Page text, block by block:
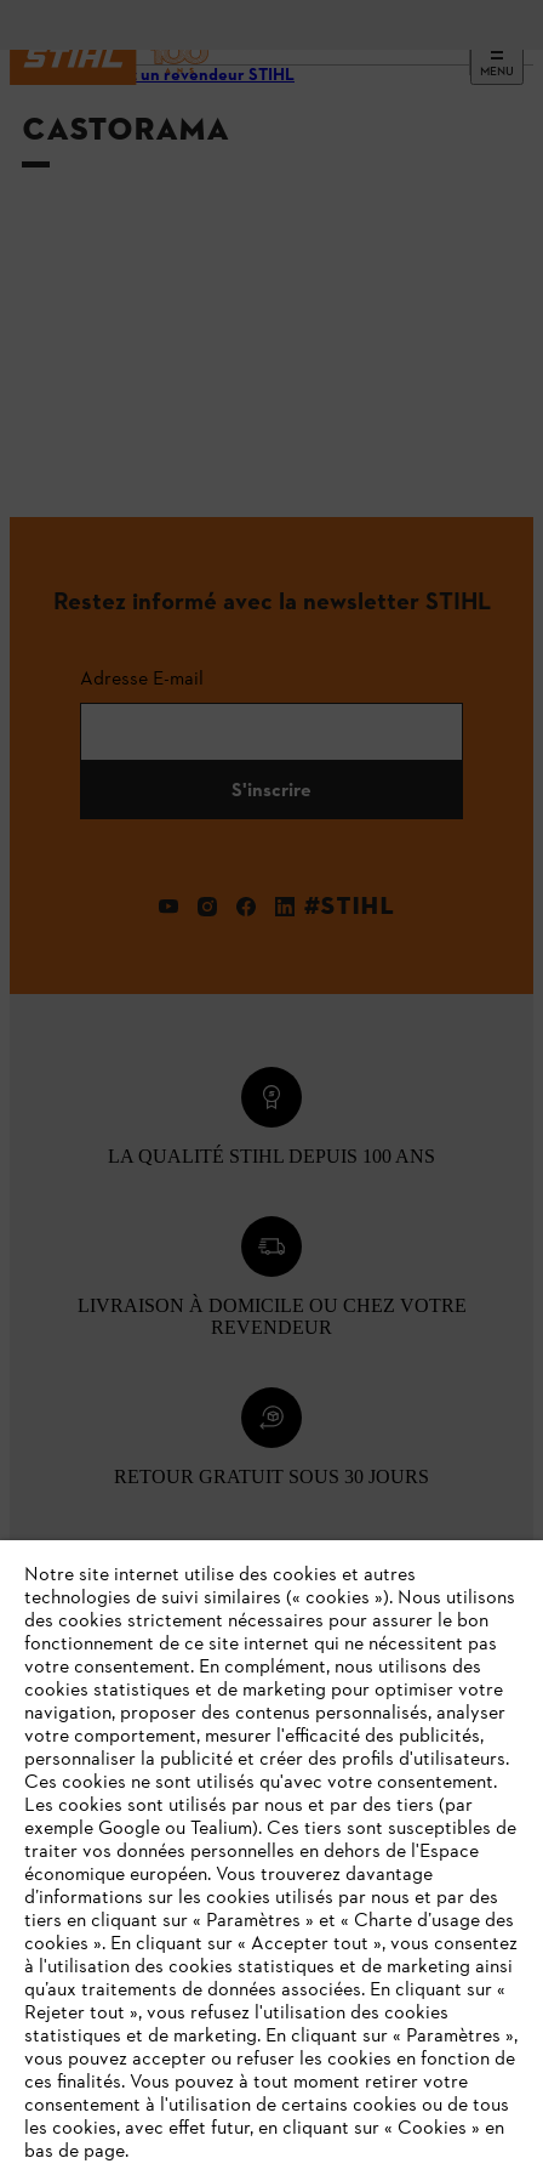
MENU
Trouvez un revendeur STIHL
CASTORAMA
Restez informé avec la newsletter STIHL
Adresse E-mail
S'inscrire
#STIHL
LA QUALITÉ STIHL DEPUIS 100 ANS
LIVRAISON À DOMICILE OU CHEZ VOTRE
REVENDEUR
RETOUR GRATUIT SOUS 30 JOURS
L'Entreprise
Questions / Réponses
Service
Conditions Générales de Vente
VOTRE NAVIGATEUR INTERNET
N'EST PLUS PRIS EN CHARGE
Vous utilisez un navigateur Internet que nous ne prenons plus
en charge, et certaines fonctionnalités de notre site ne
peuvent fonctionner correctement. Pour une utilisation
Notre site internet utilise des cookies et autres
technologies de suivi similaires (« cookies »). Nous utilisons
des cookies strictement nécessaires pour assurer le bon
fonctionnement de ce site internet qui ne nécessitent pas
votre consentement. En complément, nous utilisons des
cookies statistiques et de marketing pour optimiser votre
navigation, proposer des contenus personnalisés, analyser
votre comportement, mesurer l'efficacité des publicités,
personnaliser la publicité et créer des profils d'utilisateurs.
Ces cookies ne sont utilisés qu'avec votre consentement.
Les cookies sont utilisés par nous et par des tiers (par
exemple Google ou Tealium). Ces tiers sont susceptibles de
traiter vos données personnelles en dehors de l'Espace
économique européen. Vous trouverez davantage
d’informations sur les cookies utilisés par nous et par des
tiers en cliquant sur « Paramètres » et « Charte d’usage des
cookies ». En cliquant sur « Accepter tout », vous consentez
à l'utilisation des cookies statistiques et de marketing ainsi
qu’aux traitements de données associées. En cliquant sur «
Rejeter tout », vous refusez l'utilisation des cookies
statistiques et de marketing. En cliquant sur « Paramètres »,
vous pouvez accepter ou refuser les cookies en fonction de
ces finalités. Vous pouvez à tout moment retirer votre
consentement à l'utilisation de certains cookies ou de tous
les cookies, avec effet futur, en cliquant sur « Cookies » en
bas de page.